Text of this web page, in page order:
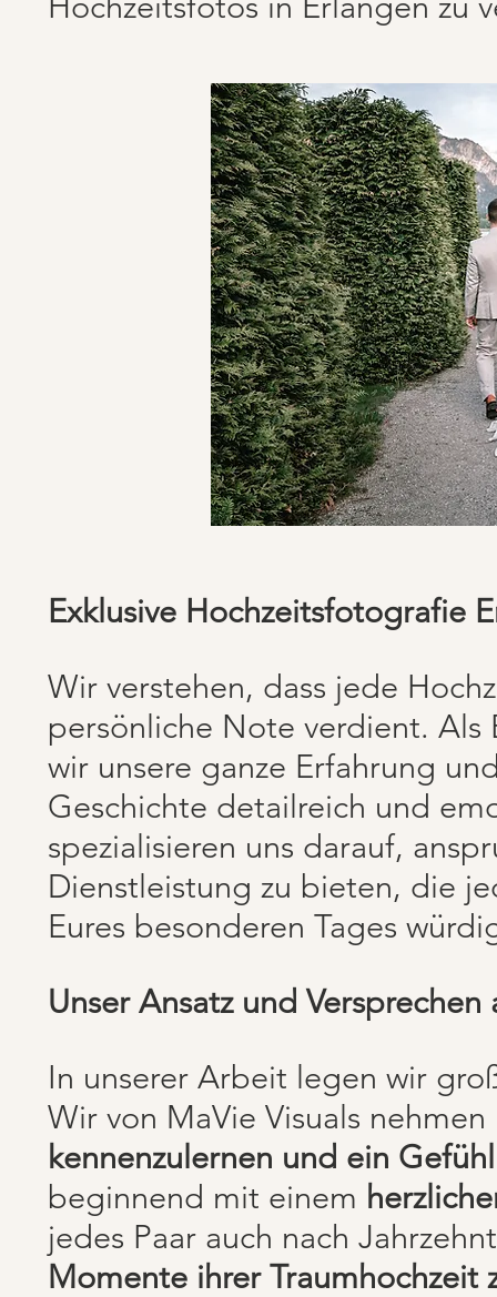
Exklusive Hochzeitsfotografie
Wir verstehen, dass jede
persönliche Note verdient.
wir unsere ganze Erfahrung
Geschichte detailreich und
spezialisieren uns darauf,
Dienstleistung zu bieten, die
Eures besonderen Tages
Unser Ansatz und
In unserer Arbeit legen wir
Wir von MaVie Visuals
kennenzulernen und ein
beginnend mit einem
jedes Paar auch nach
Momente ihrer Traumhochzeit